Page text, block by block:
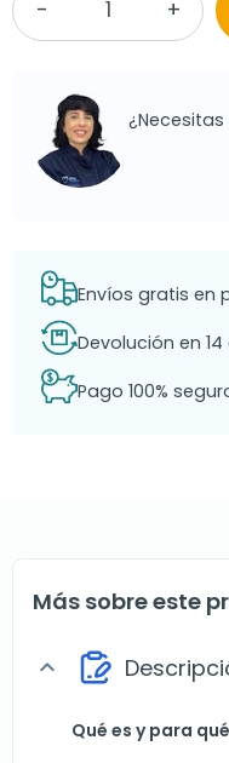
Envíos gratis en
Devolución en
Pago 100%
Más sobre este
expand_more
Qué es y para